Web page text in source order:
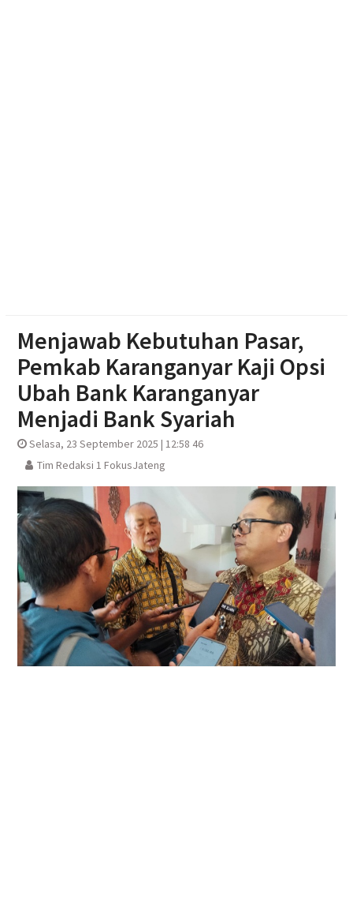
Menjawab Kebutuhan Pasar,
Pemkab Karanganyar Kaji Opsi
Ubah Bank Karanganyar
Menjadi Bank Syariah
Selasa, 23 September 2025 | 12:58 46
Tim Redaksi 1 FokusJateng